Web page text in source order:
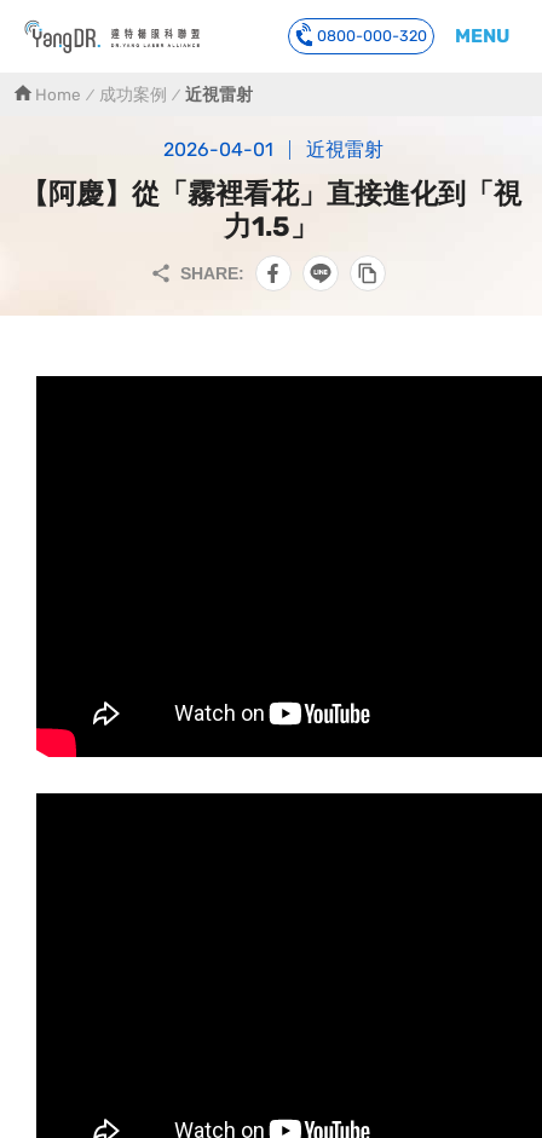
到主要內容
0800-000-320 MENU
Home 成功案例 近視雷射
2026-04-01 近視雷射
【阿慶】從「霧裡看花」直接進化到「視
力1.5」